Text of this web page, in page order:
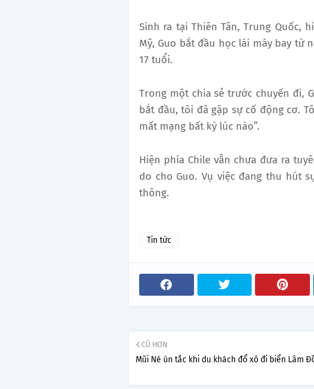
Sinh ra tại Thiên Tân, Trung Quốc,
Mỹ, Guo bắt đầu học lái máy bay từ
17 tuổi.
Trong một chia sẻ trước chuyến đi,
bắt đầu, tôi đã gặp sự cố động cơ.
mất mạng bất kỳ lúc nào”.
Hiện phía Chile vẫn chưa đưa ra
do cho Guo. Vụ việc đang thu hút
thông.
Tin tức
CŨ HƠN
Mũi Né ùn tắc khi du khách đổ xô đi biển Lâm